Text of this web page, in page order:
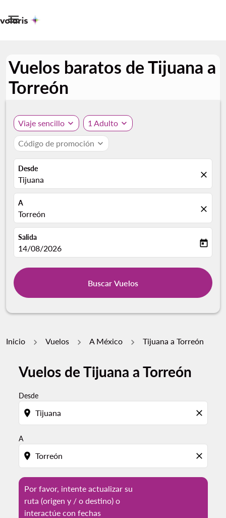

Vuelos baratos de Tijuana a
Torreón
Viaje sencillo expand_more 1 Adulto expand_more
Código de promoción expand_more
Desde
Tijuana close
A
Torreón close
Salida
fc-booking-departure-date-aria-label
14/08/2026 today
Buscar Vuelos
Inicio Vuelos A México Tijuana a Torreón
Vuelos de Tijuana a Torreón
Desde
location_on close
A
location_on close
Por favor, intente actualizar su
ruta (origen y / o destino) o
interactúe con fechas
Por favor, intente actualizar su ruta (origen y / o